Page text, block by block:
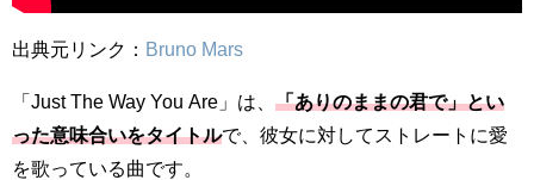
出典元リンク： Bruno Mars
「Just The Way You Are」は、 「ありのままの君で」とい
った意味合いをタイトルで、彼女に対してストレートに愛
を歌っている曲です。